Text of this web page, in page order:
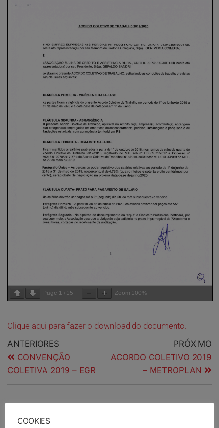
Page 1 / 15 Zoom 100%
Clique aqui para fazer o download do documento.
ANTERIORES
CONVENÇÃO
COLETIVA 2019 – EGR
PRÓXIMO
ACORDO COLETIVO 2019
– METROPLAN
COOKIES